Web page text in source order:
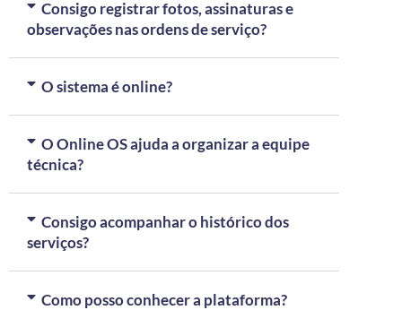
Consigo registrar fotos, assinaturas e
observações nas ordens de serviço?
O sistema é online?
O Online OS ajuda a organizar a equipe
técnica?
Consigo acompanhar o histórico dos
serviços?
Como posso conhecer a plataforma?